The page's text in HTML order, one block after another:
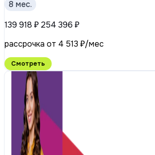
8 мес.
139 918 ₽ 254 396 ₽
рассрочка от 4 513 ₽/мес
Смотреть